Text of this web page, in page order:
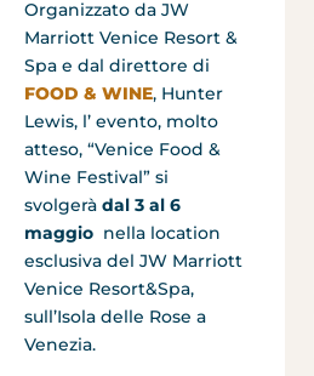
Organizzato da JW
Marriott Venice Resort &
Spa e dal direttore di
FOOD & WINE, Hunter
Lewis, l’ evento, molto
atteso, “Venice Food &
Wine Festival” si
svolgerà dal 3 al 6
maggio nella location
esclusiva del JW Marriott
Venice Resort&Spa,
sull’Isola delle Rose a
Venezia.